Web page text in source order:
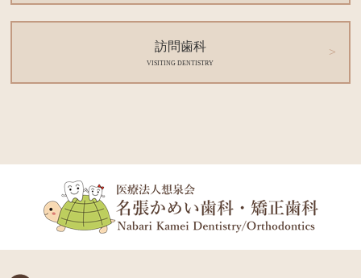
訪問歯科
VISITING DENTISTRY